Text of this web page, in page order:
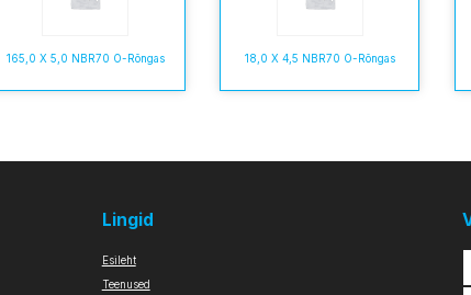
165,0 X 5,0 NBR70 O-Rõngas 18,0 X 4,5 NBR70 O-Rõngas
Lingid
Esileht
Teenused